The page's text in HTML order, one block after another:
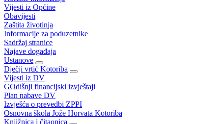
Vijesti iz Općine
Obavijesti
Zaštita životinja
Informacije za poduzetnike
Sadržaj stranice
Najave događaja
Ustanove
Dječji vrtić Kotoriba
Vijesti iz DV
GOdišnji financijski izvještaji
Plan nabave DV
Izvješća o prevedbi ZPPI
Osnovna škola Jože Horvata Kotoriba
Knjižnica i čitaonica